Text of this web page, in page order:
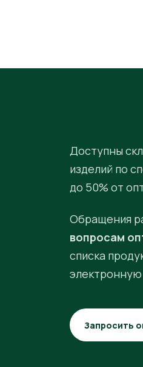
Доступны
изделий по
до 50% от
Обращения
вопросам
списка
электронную
Запросить